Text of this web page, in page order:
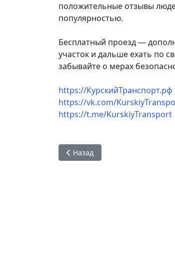
положительные отзывы
популярностью.
Бесплатный проезд —
участок и дальше ехать по
забывайте о мерах
https://КурскийТранспорт.рф
https://vk.com/
https://t.me/KurskiyTransport
Предыдущий: Министерство
Назад